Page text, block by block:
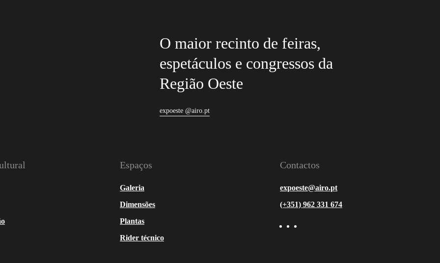
O maior recinto de feiras,
espetáculos e congressos da
Região Oeste
expoeste @airo.pt
Espaços
Galeria
Dimensões
Plantas
Rider técnico
Contactos
expoeste@airo.pt
(+351) 962 331 674